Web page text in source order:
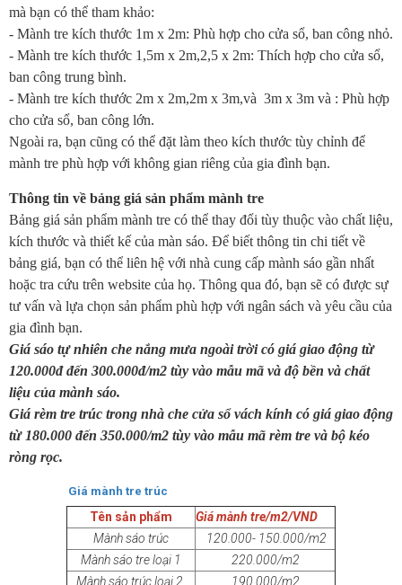
mà bạn có thể tham khảo:
- Mành tre kích thước 1m x 2m: Phù hợp cho cửa sổ, ban công nhỏ.
- Mành tre kích thước 1,5m x 2m,2,5 x 2m: Thích hợp cho cửa sổ,
ban công trung bình.
- Mành tre kích thước 2m x 2m,2m x 3m,và 3m x 3m và : Phù hợp
cho cửa sổ, ban công lớn.
Ngoài ra, bạn cũng có thể đặt làm theo kích thước tùy chỉnh để
mành tre phù hợp với không gian riêng của gia đình bạn.
Thông tin về bảng giá sản phẩm mành tre
Bảng giá sản phẩm mành tre có thể thay đổi tùy thuộc vào chất liệu,
kích thước và thiết kế của màn sáo. Để biết thông tin chi tiết về
bảng giá, bạn có thể liên hệ với nhà cung cấp mành sáo gần nhất
hoặc tra cứu trên website của họ. Thông qua đó, bạn sẽ có được sự
tư vấn và lựa chọn sản phẩm phù hợp với ngân sách và yêu cầu của
gia đình bạn.
Giá sáo tự nhiên che nắng mưa ngoài trời có giá giao động từ
120.000đ đến 300.000đ/m2 tùy vào mẫu mã và độ bền và chất
liệu của mành sáo.
Giá rèm tre trúc trong nhà che cửa sổ vách kính có giá giao động
từ 180.000 đến 350.000/m2 tùy vào mẫu mã rèm tre và bộ kéo
ròng rọc.
Giá mành tre trúc
Tên sản phẩm
Giá mành tre/m2/VND
Mành sáo trúc
120.000- 150.000/m2
Mành sáo tre loại 1
220.000/m2
Mành sáo trúc loại 2
190.000/m2